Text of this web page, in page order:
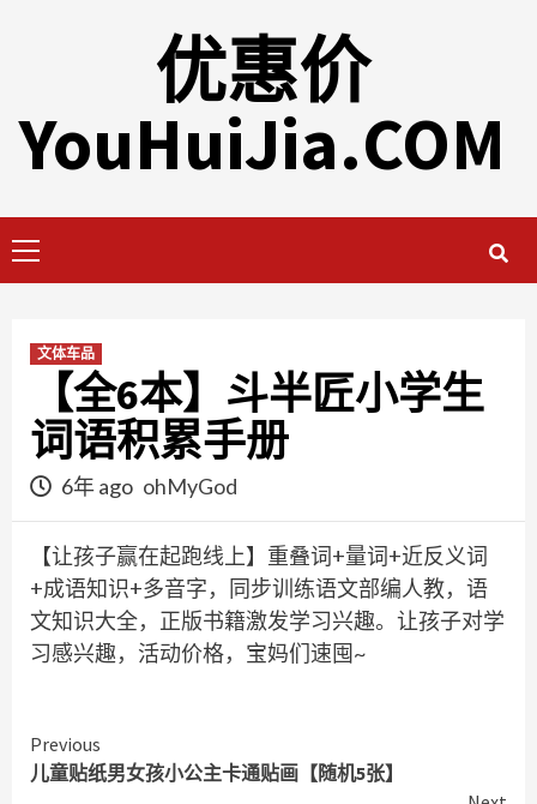
优惠价
YouHuiJia.COM
Menu
文体车品
【全6本】斗半匠小学生
词语积累手册
6年 ago ohMyGod
【让孩子赢在起跑线上】重叠词+量词+近反义词
+成语知识+多音字，同步训练语文部编人教，语
文知识大全，正版书籍激发学习兴趣。让孩子对学
习感兴趣，活动价格，宝妈们速囤~
Continue
Reading
Previous
儿童贴纸男女孩小公主卡通贴画【随机5张】